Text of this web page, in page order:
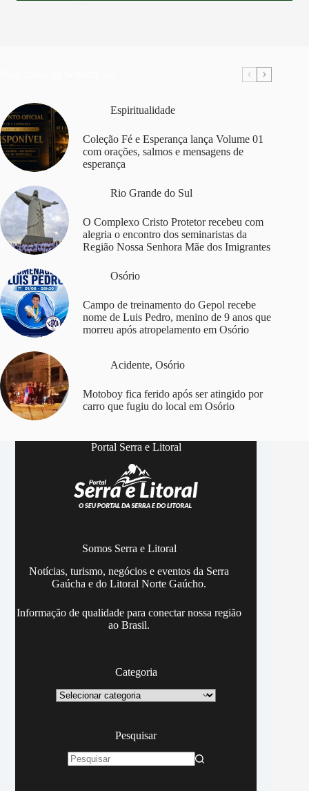
Espiritualidade
Coleção Fé e Esperança lança Volume 01
com orações, salmos e mensagens de
esperança
Rio Grande do Sul
O Complexo Cristo Protetor recebeu com
alegria o encontro dos seminaristas da
Região Nossa Senhora Mãe dos Imigrantes
Osório
Campo de treinamento do Gepol recebe
nome de Luis Pedro, menino de 9 anos que
morreu após atropelamento em Osório
Acidente, Osório
Motoboy fica ferido após ser atingido por
carro que fugiu do local em Osório
Portal Serra e Litoral
Somos Serra e Litoral
Notícias, turismo, negócios e eventos da Serra
Gaúcha e do Litoral Norte Gaúcho.
Informação de qualidade para conectar nossa região
ao Brasil.
Categoria
Categoria
Pesquisar